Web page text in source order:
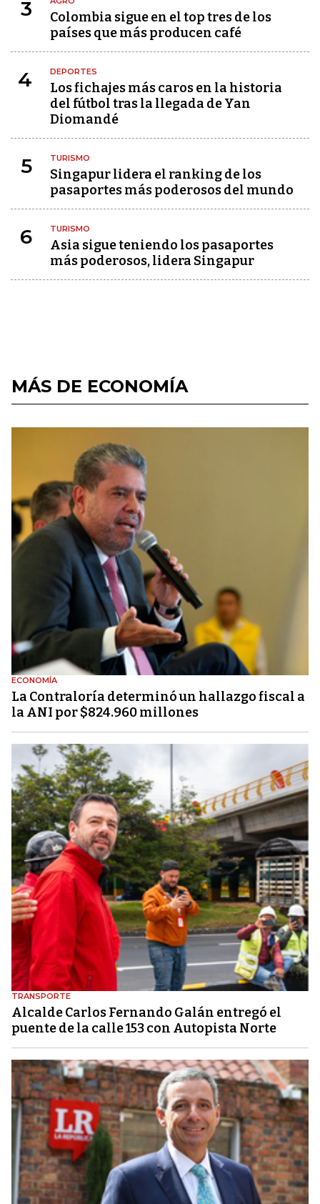
3
Colombia sigue en el top tres de los
países que más producen café
4 DEPORTES
Los fichajes más caros en la historia
del fútbol tras la llegada de Yan
Diomandé
5 TURISMO
Singapur lidera el ranking de los
pasaportes más poderosos del mundo
6 TURISMO
Asia sigue teniendo los pasaportes
más poderosos, lidera Singapur
MÁS DE ECONOMÍA
ECONOMÍA
La Contraloría determinó un hallazgo fiscal a
la ANI por $824.960 millones
TRANSPORTE
Alcalde Carlos Fernando Galán entregó el
puente de la calle 153 con Autopista Norte